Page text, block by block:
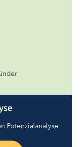
Potenzialanalyse